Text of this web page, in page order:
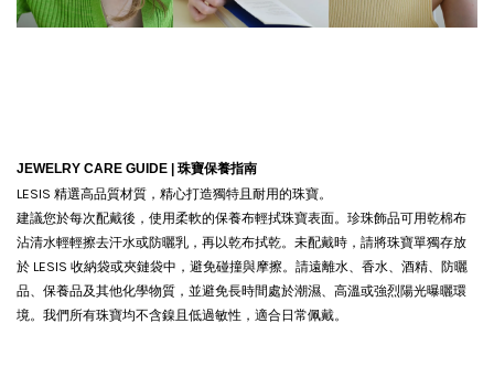
JEWELRY CARE GUIDE | 珠寶保養指南
LESIS 精選高品質材質，精心打造獨特且耐用的珠寶。
建議您於每次配戴後，使用柔軟的保養布輕拭珠寶表面。珍珠飾品可用乾棉布
沾清水輕輕擦去汗水或防曬乳，再以乾布拭乾。 未配戴時，請將珠寶單獨存放
於 LESIS 收納袋或夾鏈袋中，避免碰撞與摩擦。請遠離水、香水、酒精、防曬
品、保養品及其他化學物質，並避免長時間處於潮濕、高溫或強烈陽光曝曬環
境。我們所有珠寶均不含鎳且低過敏性，適合日常佩戴。